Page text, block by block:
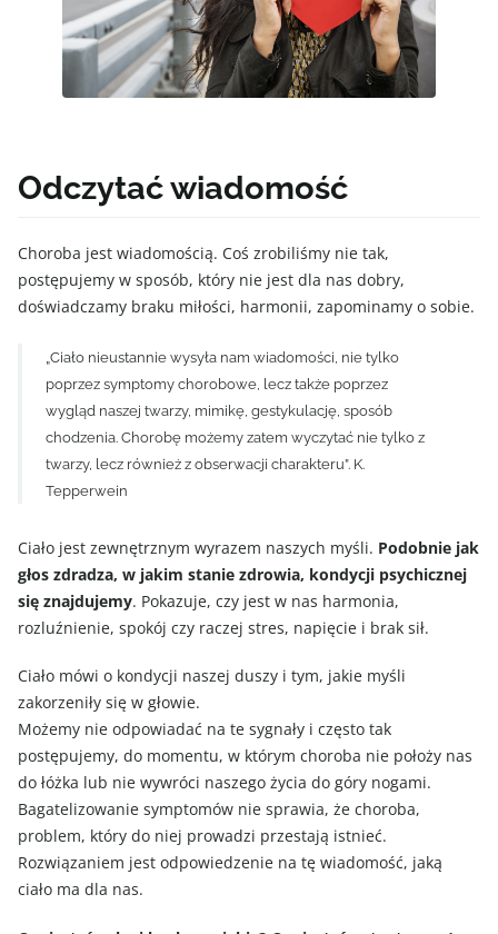
Odczytać wiadomość
Choroba jest wiadomością. Coś zrobiliśmy nie tak,
postępujemy w sposób, który nie jest dla nas dobry,
doświadczamy braku miłości, harmonii, zapominamy o sobie.
„Ciało nieustannie wysyła nam wiadomości, nie tylko
poprzez symptomy chorobowe, lecz także poprzez
wygląd naszej twarzy, mimikę, gestykulację, sposób
chodzenia. Chorobę możemy zatem wyczytać nie tylko z
twarzy, lecz również z obserwacji charakteru”. K.
Tepperwein
Ciało jest zewnętrznym wyrazem naszych myśli. Podobnie jak
głos zdradza, w jakim stanie zdrowia, kondycji psychicznej
się znajdujemy. Pokazuje, czy jest w nas harmonia,
rozluźnienie, spokój czy raczej stres, napięcie i brak sił.
Ciało mówi o kondycji naszej duszy i tym, jakie myśli
zakorzeniły się w głowie.
Możemy nie odpowiadać na te sygnały i często tak
postępujemy, do momentu, w którym choroba nie położy nas
do łóżka lub nie wywróci naszego życia do góry nogami.
Bagatelizowanie symptomów nie sprawia, że choroba,
problem, który do niej prowadzi przestają istnieć.
Rozwiązaniem jest odpowiedzenie na tę wiadomość, jaką
ciało ma dla nas.